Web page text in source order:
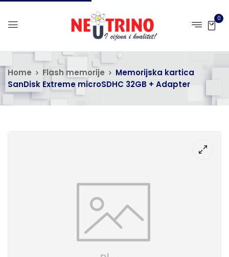
0
Home Flash memorije
Memorijska kartica
SanDisk Extreme microSDHC 32GB + Adapter